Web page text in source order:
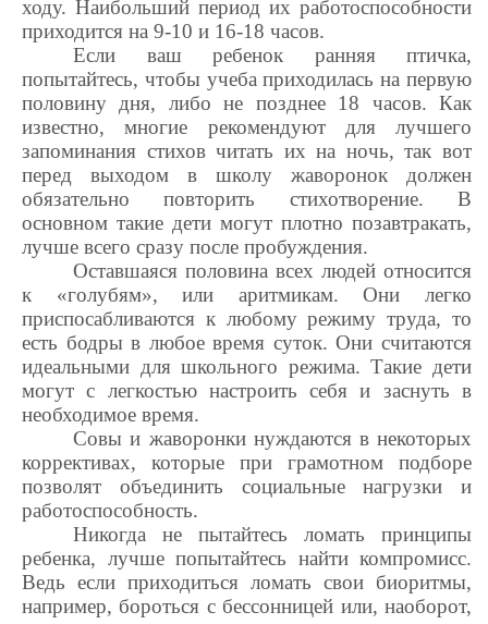
ходу. Наибольший период их работоспособности
приходится на 9-10 и 16-18 часов.
Если ваш ребенок ранняя птичка,
попытайтесь, чтобы учеба приходилась на первую
половину дня, либо не позднее 18 часов. Как
известно, многие рекомендуют для лучшего
запоминания стихов читать их на ночь, так вот
перед выходом в школу жаворонок должен
обязательно повторить стихотворение. В
основном такие дети могут плотно позавтракать,
лучше всего сразу после пробуждения.
Оставшаяся половина всех людей относится
к «голубям», или аритмикам. Они легко
приспосабливаются к любому режиму труда, то
есть бодры в любое время суток. Они считаются
идеальными для школьного режима. Такие дети
могут с легкостью настроить себя и заснуть в
необходимое время.
Совы и жаворонки нуждаются в некоторых
коррективах, которые при грамотном подборе
позволят объединить социальные нагрузки и
работоспособность.
Никогда не пытайтесь ломать принципы
ребенка, лучше попытайтесь найти компромисс.
Ведь если приходиться ломать свои биоритмы,
например, бороться с бессонницей или, наоборот,